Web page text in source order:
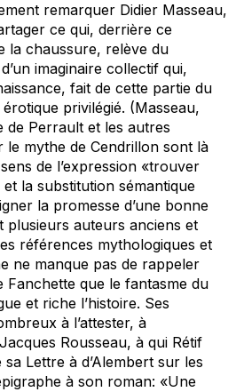
remarquer Didier Masseau,
ce qui, derrière ce
la chaussure, relève du
imaginaire collectif qui,
fait de cette partie du
privilégié. (Masseau,
de Perrault et les autres
le mythe de Cendrillon sont là
de l’expression «trouver
la substitution sémantique
la promesse d’une bonne
plusieurs auteurs anciens et
références mythologiques et
ne manque pas de rappeler
Fanchette que le fantasme du
et riche l’histoire. Ses
à l’attester, à
Rousseau, à qui Rétif
sa Lettre à d’Alembert sur les
à son roman: «Une